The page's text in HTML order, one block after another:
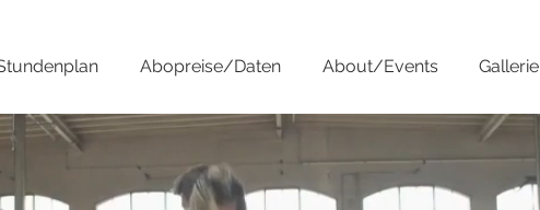
Abopreise/Daten About/Events Gallerie